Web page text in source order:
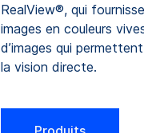
RealView®, qui
images en couleurs
d’images qui
la vision directe.